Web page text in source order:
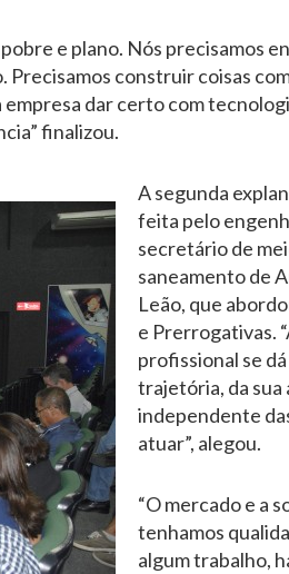
e plano. Nós precisamos
Precisamos construir coisas
dar certo com
finalizou.
A segunda
feita pelo
secretário de
saneamento de
Leão, que
e Prerrogativas.
profissional se
trajetória, da sua
independente
atuar”, alegou.
“O mercado e a
tenhamos
algum trabalho,